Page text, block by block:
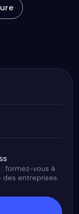
: formez-vous à
des entreprises.